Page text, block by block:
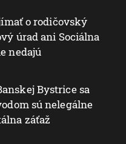
o rodičovský
úrad ani Sociálna
nedajú
Bystrice sa
sú nelegálne
záťaž